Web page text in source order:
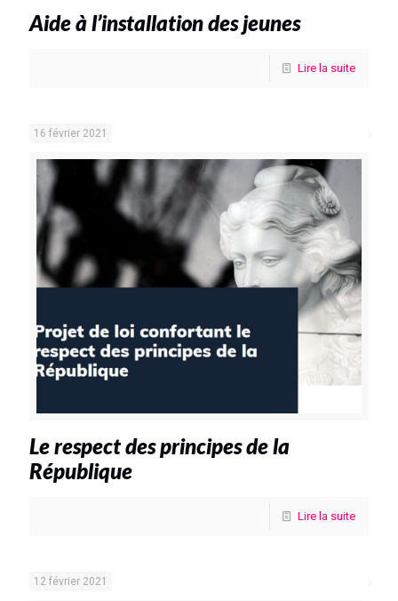
Aide à l’installation des jeunes
Lire la suite
16 février 2021
Le respect des principes de la
République
Lire la suite
12 février 2021